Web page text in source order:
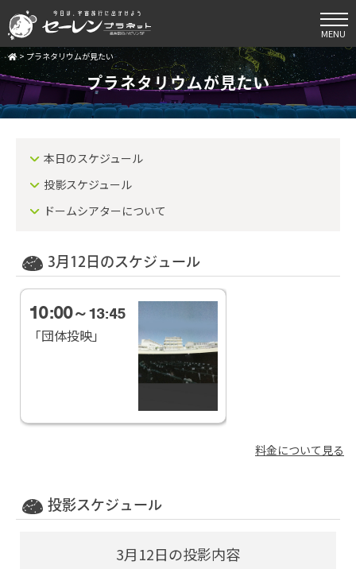
MENU
> プラネタリウムが見たい
プラネタリウムが見たい
本日のスケジュール
投影スケジュール
ドームシアターについて
3月12日のスケジュール
10:00～13:45
「団体投映」
料金について見る
投影スケジュール
3月12日の投影内容